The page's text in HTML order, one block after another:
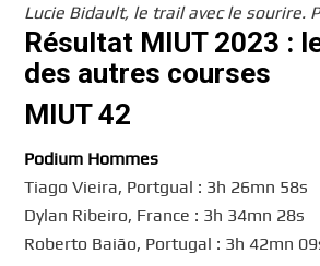
Lucie Bidault, le trail avec le sourire.
Résultat MIUT 2023 :
des autres courses
MIUT 42
Podium Hommes
Tiago Vieira, Portgual : 3h 26mn 58s
Dylan Ribeiro, France : 3h 34mn 28s
Roberto Baião, Portugal : 3h 42mn